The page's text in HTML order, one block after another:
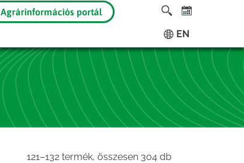
Agrárinformációs portál
EN
121–132 termék, összesen 304 dbSorted